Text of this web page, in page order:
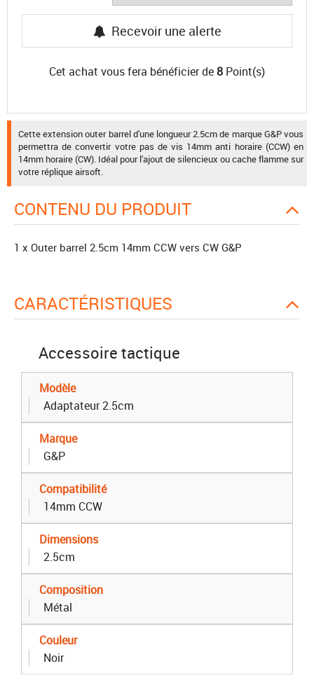
Recevoir une alerte
Cet achat vous fera bénéficier de8 Point(s)
Cette extension outer barrel d'une longueur 2.5cm de marque G&P vous
permettra de convertir votre pas de vis 14mm anti horaire (CCW) en
14mm horaire (CW). Idéal pour l'ajout de silencieux ou cache flamme sur
votre réplique airsoft.
CONTENU DU PRODUIT
1 x Outer barrel 2.5cm 14mm CCW vers CW G&P
CARACTÉRISTIQUES
Accessoire tactique
Modèle
Adaptateur 2.5cm
Marque
G&P
Compatibilité
14mm CCW
Dimensions
2.5cm
Composition
Métal
Couleur
Noir